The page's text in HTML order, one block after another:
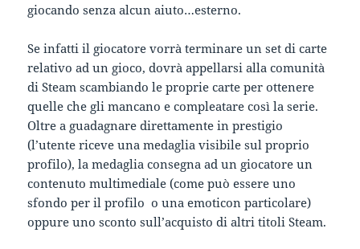
giocando senza alcun aiuto…esterno.
Se infatti il giocatore vorrà terminare un set di carte
relativo ad un gioco, dovrà appellarsi alla comunità
di Steam scambiando le proprie carte per ottenere
quelle che gli mancano e compleatare così la serie.
Oltre a guadagnare direttamente in prestigio
(l’utente riceve una medaglia visibile sul proprio
profilo), la medaglia consegna ad un giocatore un
contenuto multimediale (come può essere uno
sfondo per il profilo o una emoticon particolare)
oppure uno sconto sull’acquisto di altri titoli Steam.